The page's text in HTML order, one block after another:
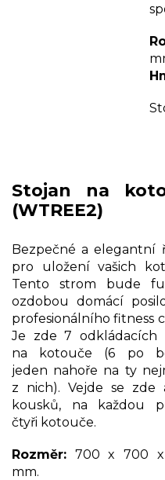
Stojan na
(WTREE2)
Bezpečné a elegantní
pro uložení vašich
Tento strom bude
ozdobou domácí
profesionálního fitness
Je zde 7 odkládacích
na kotouče (6 po
jeden nahoře na ty
z nich). Vejde se zde
kousků, na každou
čtyři kotouče.
Rozměr: 700 x 700 x
mm.